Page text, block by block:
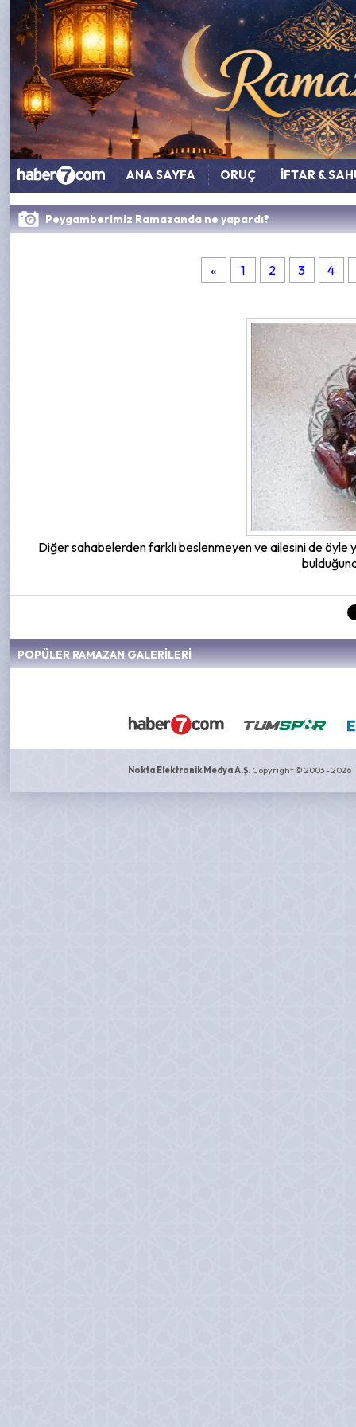
ANA SAYFA ORUÇ İFTAR &
Peygamberimiz Ramazanda ne yapardı?
« 1 2 3 4
Diğer sahabelerden farklı beslenmeyen ve ailesini de
POPÜLER RAMAZAN GALERİLERİ
Nokta Elektronik Medya A.Ş. Copyright © 2003 - 2026